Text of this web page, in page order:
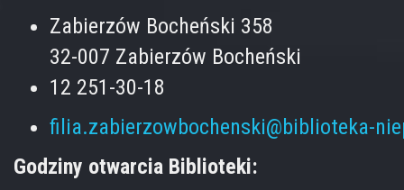
Zabierzów Bocheński 358
32-007 Zabierzów Bocheński
12 251-30-18
filia.zabierzowbochenski@biblioteka-
Godziny otwarcia Biblioteki: